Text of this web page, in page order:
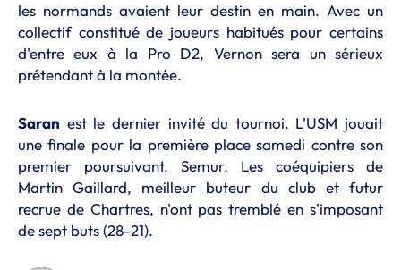
les normands avaient leur destin en main. Avec un
collectif constitué de joueurs habitués pour certains
d'entre eux à la Pro D2, Vernon sera un sérieux
prétendant à la montée.
Saran est le dernier invité du tournoi. L'USM jouait
une finale pour la première place samedi contre son
premier poursuivant, Semur. Les coéquipiers de
Martin Gaillard, meilleur buteur du club et futur
recrue de Chartres, n'ont pas tremblé en s'imposant
de sept buts (28-21).